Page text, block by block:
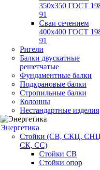
350х350 ГОСТ
91
Сваи сечением
400х400 ГОСТ
91
Ригели
Балки двускатные
решетчатые
Фундаментные балки
Подкрановые балки
Стропильные балки
Колонны
Нестандартные изделия
Энергетика
Стойки (СВ, СКЦ,
СК, СС)
Стойки СВ
Стойки опор